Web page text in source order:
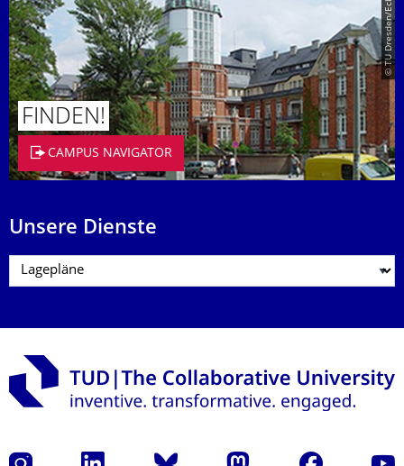
© TU Dresden/Eckold
FINDEN!
CAMPUS NAVIGATOR
Unsere Dienste
Instagram LinkedIn Bluesky Mastodon Facebook